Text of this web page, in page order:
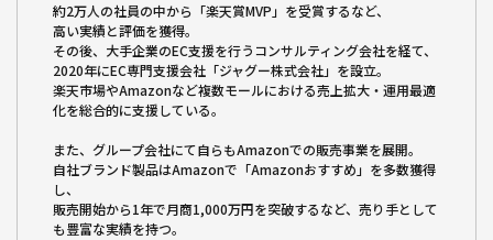
約2万人の社員の中から「楽天賞MVP」を受賞するなど、
高い実績と評価を獲得。
その後、大手企業のEC支援を行うコンサルティング会社を経て、
2020年にEC専門支援会社「ジャグー株式会社」を設立。
楽天市場やAmazonなど複数モールにおける売上拡大・運用最適
化を総合的に支援している。
また、グループ会社にて自らもAmazonでの販売事業を展開。
自社ブランド製品はAmazonで「Amazonおすすめ」を多数獲得
し、
販売開始から1年で月商1,000万円を突破するなど、売り手として
も豊富な実績を持つ。